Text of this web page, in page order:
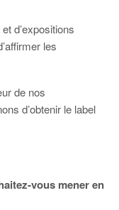
d’expositions
les
de nos
d’obtenir le label
vous mener en